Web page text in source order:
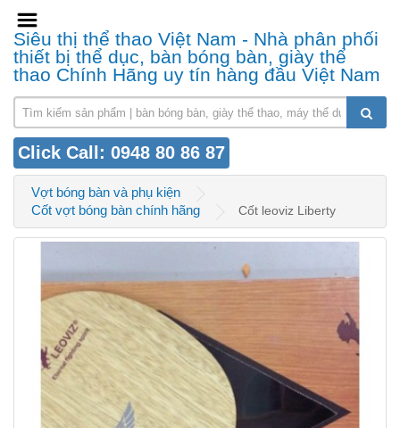
Siêu thị thể thao Việt Nam - Nhà phân phối
thiết bị thể dục, bàn bóng bàn, giày thể
thao Chính Hãng uy tín hàng đầu Việt Nam
Click Call: 0948 80 86 87
Vợt bóng bàn và phụ kiện
Cốt vợt bóng bàn chính hãng
Cốt leoviz Liberty